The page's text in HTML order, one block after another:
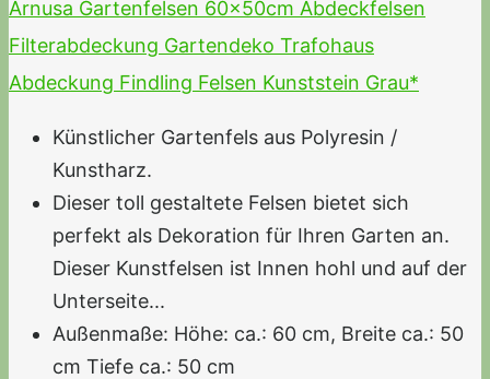
Arnusa Gartenfelsen 60x50cm Abdeckfelsen
Filterabdeckung Gartendeko Trafohaus
Abdeckung Findling Felsen Kunststein Grau*
Künstlicher Gartenfels aus Polyresin /
Kunstharz.
Dieser toll gestaltete Felsen bietet sich
perfekt als Dekoration für Ihren Garten an.
Dieser Kunstfelsen ist Innen hohl und auf der
Unterseite...
Außenmaße: Höhe: ca.: 60 cm, Breite ca.: 50
cm Tiefe ca.: 50 cm